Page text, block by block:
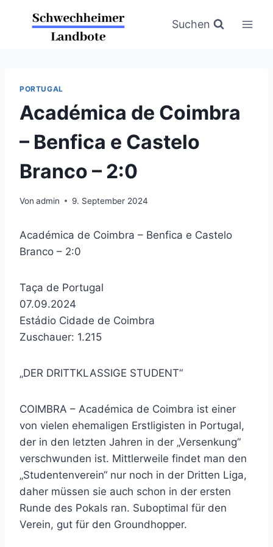
Suchen
PORTUGAL
Académica de Coimbra
– Benfica e Castelo
Branco – 2:0
Von admin 9. September 2024
Académica de Coimbra – Benfica e Castelo
Branco – 2:0
Taça de Portugal
07.09.2024
Estádio Cidade de Coimbra
Zuschauer: 1.215
„DER DRITTKLASSIGE STUDENT“
COIMBRA – Académica de Coimbra ist einer
von vielen ehemaligen Erstligisten in Portugal,
der in den letzten Jahren in der „Versenkung“
verschwunden ist. Mittlerweile findet man den
„Studentenverein“ nur noch in der Dritten Liga,
daher müssen sie auch schon in der ersten
Runde des Pokals ran. Suboptimal für den
Verein, gut für den Groundhopper.